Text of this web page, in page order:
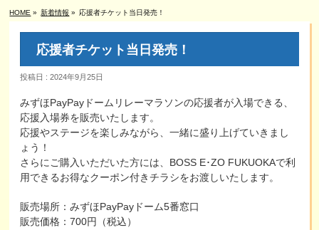
エントリー｜特別プラン
コース｜タイムテーブル
ゲスト｜当日お楽しみ企画
打ち上げプラン｜飲食ショップ
Q&A | アクセス | お問合せ
大会の様子
HOME » 新着情報 » 応援者チケット当日発売！
応援者チケット当日発売！
投稿日 : 2024年9月25日
みずほPayPayドームリレーマラソンの応援者が入場できる、
応援入場券を販売いたします。
応援やステージを楽しみながら、一緒に盛り上げていきまし
ょう！
さらにご購入いただいた方には、BOSS E･ZO FUKUOKAで利
用できるお得なクーポン付きチラシをお渡しいたします。
販売場所：みずほPayPayドーム5番窓口
販売価格：700円（税込）